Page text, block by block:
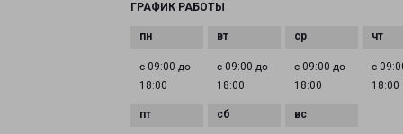
ГРАФИК РАБОТЫ
с 09:00 до
18:00
с 09:00 до
18:00
с 09:00 до
18:00
с
18:00